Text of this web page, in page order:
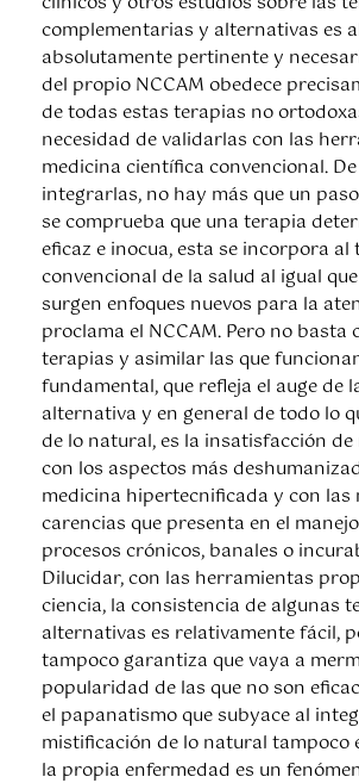
complementarias y alternativas es
absolutamente pertinente y
del propio NCCAM obedece
de todas estas terapias no
necesidad de validarlas con las
medicina científica convencional.
integrarlas, no hay más que un
se comprueba que una terapia
eficaz e inocua, esta se incorpora
convencional de la salud al igual
surgen enfoques nuevos para la
proclama el NCCAM. Pero no basta
terapias y asimilar las que
fundamental, que refleja el auge de
alternativa y en general de todo lo
de lo natural, es la insatisfacción
con los aspectos más
medicina hipertecnificada y con las
carencias que presenta en el
procesos crónicos, banales o
Dilucidar, con las herramientas
ciencia, la consistencia de algunas
alternativas es relativamente fácil,
tampoco garantiza que vaya a
popularidad de las que no son
el papanatismo que subyace al
mistificación de lo natural tampoco
la propia enfermedad es un